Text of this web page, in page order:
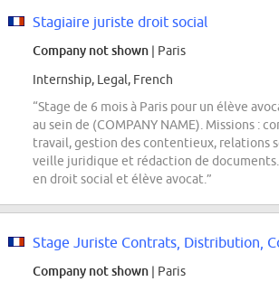
Stagiaire juriste droit social
Company not shown | Paris
Internship, Legal, French
“Stage de 6 mois à Paris pour un élève
au sein de (COMPANY NAME). Missions :
travail, gestion des contentieux, relations
veille juridique et rédaction de
en droit social et élève avocat.”
Company not shown | Paris